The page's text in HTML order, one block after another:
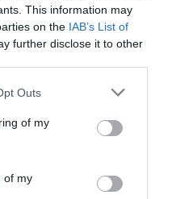
This information may
on the IAB’s List of
further disclose it to other
uses one or more Google
You may click to
its third-party tags to
purposes in below Google
Outs
of my
of my
úgymond, amit
kell az az érzés, hogy
hogy el tudjon
meg, nem fogok
le Varsányi Réka.
Twitter Pinterest
,Alekosz kitálalás